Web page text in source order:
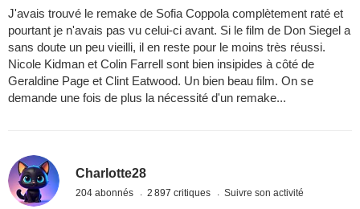
J'avais trouvé le remake de Sofia Coppola complètement raté et
pourtant je n'avais pas vu celui-ci avant. Si le film de Don Siegel a
sans doute un peu vieilli, il en reste pour le moins très réussi.
Nicole Kidman et Colin Farrell sont bien insipides à côté de
Geraldine Page et Clint Eatwood. Un bien beau film. On se
demande une fois de plus la nécessité d'un remake...
Charlotte28
204 abonnés 2 897 critiques Suivre son activité